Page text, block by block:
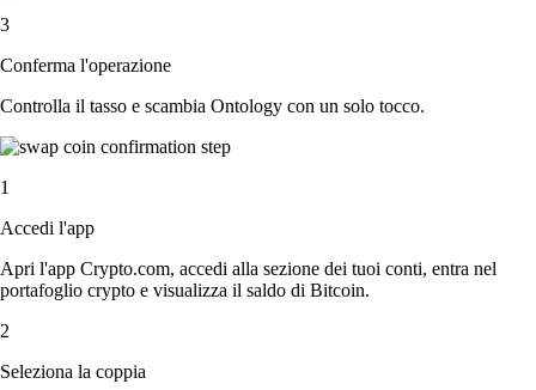
3
Conferma l'operazione
Controlla il tasso e scambia Ontology con un solo tocco.
1
Accedi l'app
Apri l'app Crypto.com, accedi alla sezione dei tuoi conti, entra nel
portafoglio crypto e visualizza il saldo di Bitcoin.
2
Seleziona la coppia